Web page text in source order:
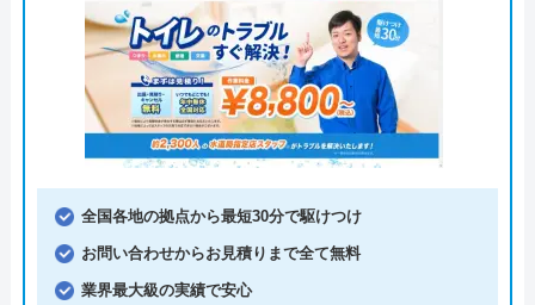
全国各地の拠点から最短30分で駆けつけ
お問い合わせからお見積りまで全て無料
業界最大級の実績で安心